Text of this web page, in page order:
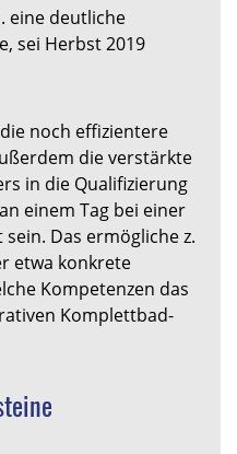
eine deutliche
sei Herbst 2019
noch effizientere
die verstärkte
in die Qualifizierung
einem Tag bei einer
Das ermögliche z.
etwa konkrete
Kompetenzen das
Komplettbad-